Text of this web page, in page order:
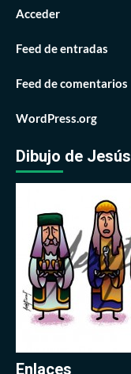
Acceder
Feed de entradas
Feed de comentarios
WordPress.org
Dibujo de
Enlaces